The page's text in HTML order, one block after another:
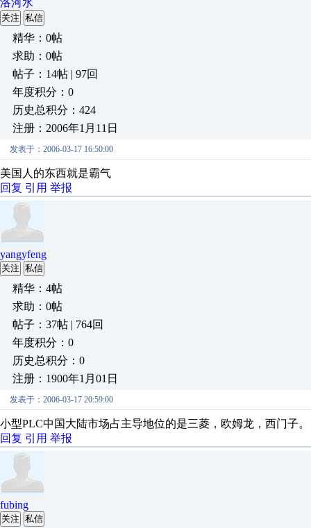
洛河水
关注 私信
精华：0帖
求助：0帖
帖子：14帖 | 97回
年度积分：0
历史总积分：424
注册：2006年1月11日
发表于：2006-03-17 16:50:00
美国人的东西就是霸气
回复 引用 举报
yangyfeng
关注 私信
精华：4帖
求助：0帖
帖子：37帖 | 764回
年度积分：0
历史总积分：0
注册：1900年1月01日
发表于：2006-03-17 20:59:00
小型PLC中国大陆市场占主导地位的是三菱，欧姆龙，西门子。
回复 引用 举报
fubing
关注 私信